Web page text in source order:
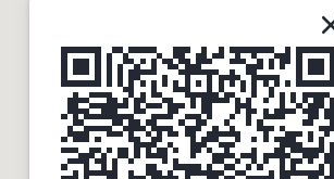
公司名稱｜信義房屋股份有限公司居家
服務營業所
統一編號 ｜38654129
公司地址 ｜臺北市信義區信義路五段
100號